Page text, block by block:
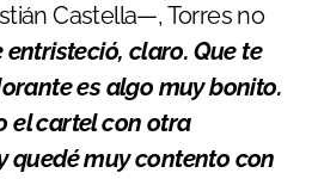
Castella—, Torres no
entristeció, claro. Que te
es algo muy bonito.
el cartel con otra
quedé muy contento con